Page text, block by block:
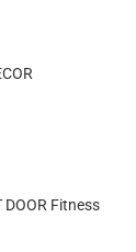
DOOR Fitness